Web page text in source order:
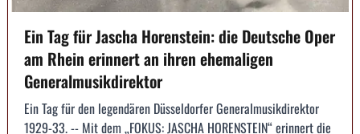
Ein Tag für Jascha Horenstein: die Deutsche Oper
am Rhein erinnert an ihren ehemaligen
Generalmusikdirektor
Ein Tag für den legendären Düsseldorfer Generalmusikdirektor
1929-33. -- Mit dem „FOKUS: JASCHA HORENSTEIN“ erinnert die